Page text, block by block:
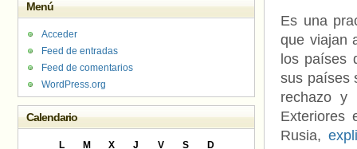
Es una
que viajan
los países
sus países
rechazo y
Exteriores
Rusia,
Menú
Acceder
Feed de entradas
Feed de comentarios
WordPress.org
Calendario
L M X J V S
D